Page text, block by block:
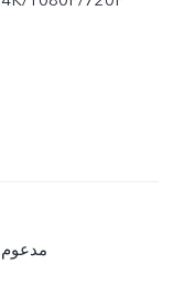
مدعوم